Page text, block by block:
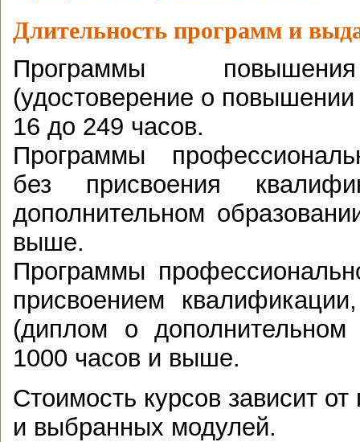
Длительность программ и
Программы
(удостоверение о
16 до 249 часов.
Программы
без присвоения
дополнительном
выше.
Программы
присвоением
(диплом о
1000 часов и выше.
Стоимость курсов зависит
и выбранных модулей.